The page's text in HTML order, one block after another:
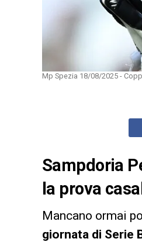
Mp Spezia 18/08/2025 -
Sampdoria
la prova
Mancano ormai
giornata di Serie